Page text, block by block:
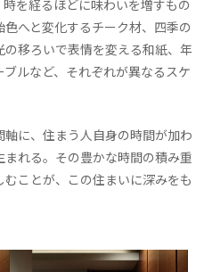
を経るほどに味わいを増すもの
へと変化するチーク材、四季の
移ろいで表情を変える和紙、年
ルなど、それぞれが異なるスケ
に、住まう人自身の時間が加わ
れる。その豊かな時間の積み重
ことが、この住まいに深みをも